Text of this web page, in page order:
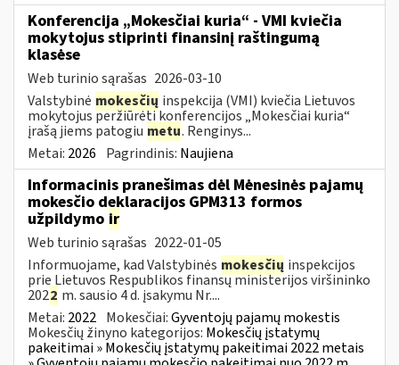
Konferencija „Mokesčiai kuria“ - VMI kviečia
mokytojus stiprinti finansinį raštingumą
klasėse
Web turinio sąrašas 2026-03-10
Valstybinė mokesčių inspekcija (VMI) kviečia Lietuvos
mokytojus peržiūrėti konferencijos „Mokesčiai kuria“
įrašą jiems patogiu metu. Renginys...
Metai: 2026 Pagrindinis: Naujiena
Informacinis pranešimas dėl Mėnesinės pajamų
mokesčio deklaracijos GPM313 formos
užpildymo ir
Web turinio sąrašas 2022-01-05
Informuojame, kad Valstybinės mokesčių inspekcijos
prie Lietuvos Respublikos finansų ministerijos viršininko
2022 m. sausio 4 d. įsakymu Nr....
Metai: 2022 Mokesčiai:Gyventojų pajamų mokestis
Mokesčių žinyno kategorijos: Mokesčių įstatymų
pakeitimai » Mokesčių įstatymų pakeitimai 2022 metais